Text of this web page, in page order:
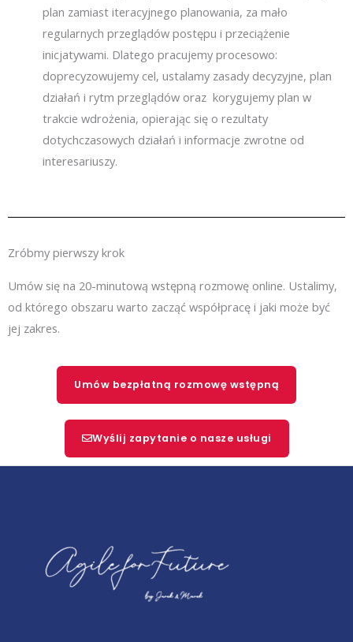
plan zamiast iteracyjnego planowania, za mało
regularnych przeglądów postępu i przeciążenie
inicjatywami. Dlatego pracujemy procesowo:
doprecyzowujemy cel, ustalamy zasady decyzyjne, plan
działań i rytm przeglądów oraz korygujemy plan w
trakcie wdrożenia, opierając się o rezultaty
dotychczasowych działań i informacje zwrotne od
interesariuszy.
Zróbmy pierwszy krok
Umów się na 20-minutową wstępną rozmowę online. Ustalimy,
od którego obszaru warto zacząć współpracę i jaki może być
jej zakres.
Umów bezpłatną rozmowę wstępną
Wyślij zapytanie o nasze usługi